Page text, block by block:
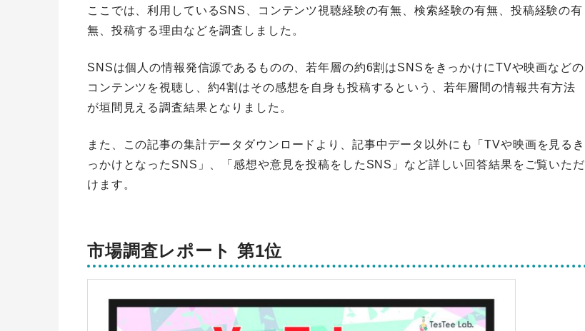
ここでは、利用しているSNS、コンテンツ視聴経験の有無、検索経験の有無、投稿経験の有
無、投稿する理由などを調査しました。
SNSは個人の情報発信源であるものの、若年層の約6割はSNSをきっかけにTVや映画などの
コンテンツを視聴し、約4割はその感想を自身も投稿するという、若年層間の情報共有方法
が垣間見える調査結果となりました。
また、この記事の集計データダウンロードより、記事中データ以外にも「TVや映画を見るき
っかけとなったSNS」、「感想や意見を投稿をしたSNS」など詳しい回答結果をご覧いただ
けます。
市場調査レポート 第1位